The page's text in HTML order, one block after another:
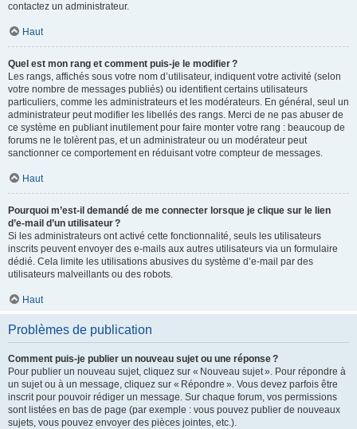
contactez un administrateur.
Haut
Quel est mon rang et comment puis-je le modifier ?
Les rangs, affichés sous votre nom d’utilisateur, indiquent votre activité (selon
votre nombre de messages publiés) ou identifient certains utilisateurs
particuliers, comme les administrateurs et les modérateurs. En général, seul un
administrateur peut modifier les libellés des rangs. Merci de ne pas abuser de
ce système en publiant inutilement pour faire monter votre rang : beaucoup de
forums ne le tolèrent pas, et un administrateur ou un modérateur peut
sanctionner ce comportement en réduisant votre compteur de messages.
Haut
Pourquoi m’est-il demandé de me connecter lorsque je clique sur le lien
d’e-mail d’un utilisateur ?
Si les administrateurs ont activé cette fonctionnalité, seuls les utilisateurs
inscrits peuvent envoyer des e-mails aux autres utilisateurs via un formulaire
dédié. Cela limite les utilisations abusives du système d’e-mail par des
utilisateurs malveillants ou des robots.
Haut
Problèmes de publication
Comment puis-je publier un nouveau sujet ou une réponse ?
Pour publier un nouveau sujet, cliquez sur « Nouveau sujet ». Pour répondre à
un sujet ou à un message, cliquez sur « Répondre ». Vous devez parfois être
inscrit pour pouvoir rédiger un message. Sur chaque forum, vos permissions
sont listées en bas de page (par exemple : vous pouvez publier de nouveaux
sujets, vous pouvez envoyer des pièces jointes, etc.).